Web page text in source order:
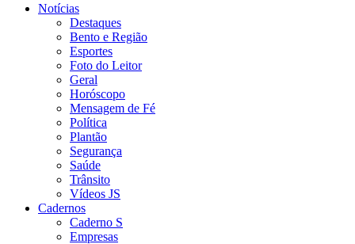
Notícias
Destaques
Bento e Região
Esportes
Foto do Leitor
Geral
Horóscopo
Mensagem de Fé
Política
Plantão
Segurança
Saúde
Trânsito
Vídeos JS
Cadernos
Caderno S
Empresas